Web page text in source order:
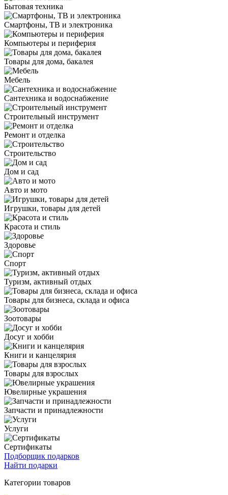
Бытовая техника
Смартфоны, ТВ и электроника
Компьютеры и периферия
Товары для дома, бакалея
Мебель
Сантехника и водоснабжение
Строительный инструмент
Ремонт и отделка
Строительство
Дом и сад
Авто и мото
Игрушки, товары для детей
Красота и стиль
Здоровье
Спорт
Туризм, активный отдых
Товары для бизнеса, склада и офиса
Зоотовары
Досуг и хобби
Книги и канцелярия
Товары для взрослых
Ювелирные украшения
Запчасти и принадлежности
Услуги
Сертификаты
Подборщик подарков
Найти подарки
Категории товаров